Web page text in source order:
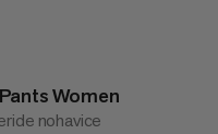
Women
nohavice